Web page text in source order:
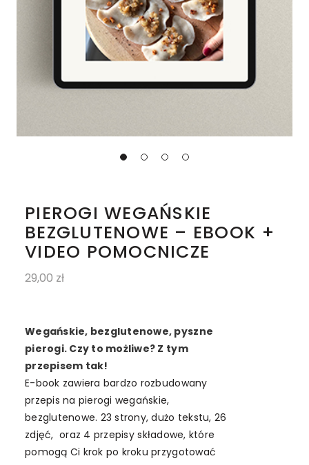
PIEROGI WEGAŃSKIE
BEZGLUTENOWE – EBOOK +
VIDEO POMOCNICZE
29,00 zł
Wegańskie, bezglutenowe, pyszne
pierogi. Czy to możliwe? Z tym
przepisem tak!
E-book zawiera bardzo rozbudowany
przepis na pierogi wegańskie,
bezglutenowe. 23 strony, dużo tekstu, 26
zdjęć, oraz 4 przepisy składowe, które
pomogą Ci krok po kroku przygotować